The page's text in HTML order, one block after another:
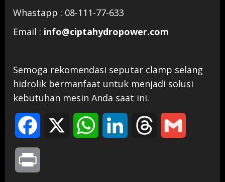
Whastapp : 08-111-77-633
Email : info@ciptahydropower.com
Semoga rekomendasi seputar clamp selang
hidrolik bermanfaat untuk menjadi solusi
kebutuhan mesin Anda saat ini.
Facebook WhatsAppLinkedIn Threads